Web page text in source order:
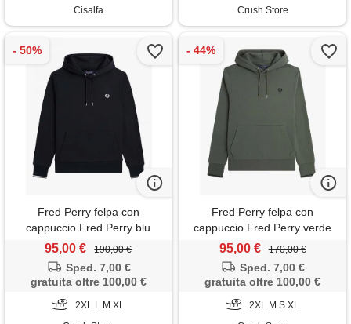
Cisalfa Crush Store
Fred Perry felpa con
cappuccio Fred Perry blu
95,00 € 190,00 €
Sped. 7,00 €
gratuita oltre 100,00 €
2XL L M XL
Fred Perry felpa con
cappuccio Fred Perry verde
95,00 € 170,00 €
Sped. 7,00 €
gratuita oltre 100,00 €
2XL M S XL